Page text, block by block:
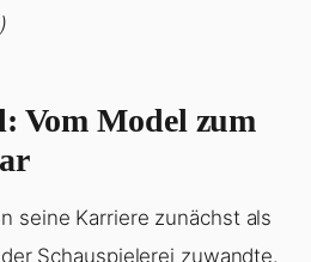
)
Vom Model zum
seine Karriere zunächst als
Schauspielerei zuwandte.